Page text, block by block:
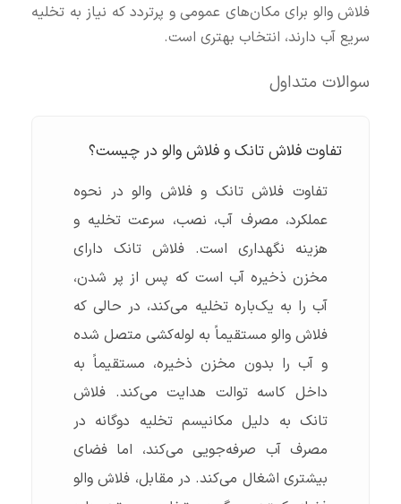
فلاش والو برای مکان‌های عمومی و پرتردد که نیاز به تخلیه
سریع آب دارند، انتخاب بهتری است.
سوالات متداول
تفاوت فلاش تانک و فلاش والو در چیست؟
تفاوت فلاش تانک و فلاش والو در نحوه
عملکرد، مصرف آب، نصب، سرعت تخلیه و
هزینه نگهداری است. فلاش تانک دارای
مخزن ذخیره آب است که پس از پر شدن،
آب را به یک‌باره تخلیه می‌کند، در حالی که
فلاش والو مستقیماً به لوله‌کشی متصل شده
و آب را بدون مخزن ذخیره، مستقیماً به
داخل کاسه توالت هدایت می‌کند. فلاش
تانک به دلیل مکانیسم تخلیه دوگانه در
مصرف آب صرفه‌جویی می‌کند، اما فضای
بیشتری اشغال می‌کند. در مقابل، فلاش والو